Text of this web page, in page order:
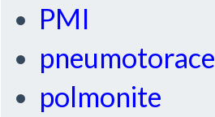
PMI
pneumotorace
polmonite